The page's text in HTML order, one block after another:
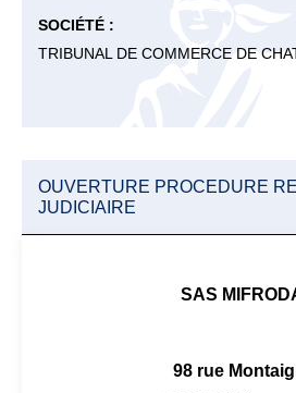
SOCIÉTÉ :
TRIBUNAL DE COMMERCE DE
OUVERTURE PROCEDURE
JUDICIAIRE
SAS
98 rue